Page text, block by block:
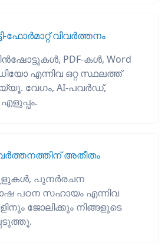
ഫോർമാറ്റ് വിവർത്തനം
PDF-കൾ, Word
എന്നിവ ഒറ്റ സ്ഥലത്ത്
വേഗം, AI-പവർഡ്,
അതീതം
പുനർരചന
പഠന സഹായം എന്നിവ
ജോലിക്കും നിങ്ങളുടെ